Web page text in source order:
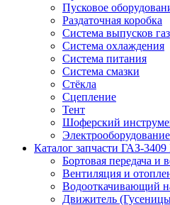
Пусковое
Раздаточная коробка
Система выпусков
Система охлаждения
Система питания
Система смазки
Стёкла
Сцепление
Тент
Шоферский
Электрооборудование
Каталог запчасти ГАЗ-3409
Бортовая передача и
Вентиляция и
Водооткачивающий
Движитель